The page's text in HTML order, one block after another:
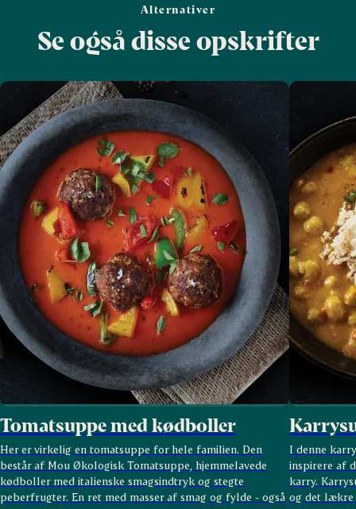
Alternativer
Se også disse opskrifter
Tomatsuppe med kødboller
Her er virkelig en tomatsuppe for hele familien. Den
består af Mou Økologisk Tomatsuppe, hjemmelavede
kødboller med italienske smagsindtryk og stegte
peberfrugter. En ret med masser af smag og fylde - også
I denne
inspirere af
karry.
og det lækre